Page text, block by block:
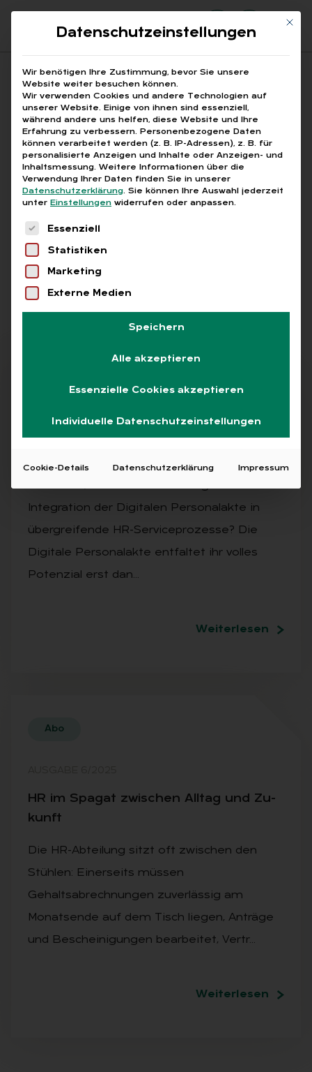
Suchfeld
Suchen
Breadcrumb-Navigation
STARTSEITE HR-DOKUMENTENMANAGEMENT
Alle Bei­trä­ge mit dem
Schlag­wort „HR-Do­ku­
men­ten­ma­nage­ment“
Alle Free Abo L+G +
AUSGABE 7/2025
Integration der Digitalen Personalakte in
übergreifende HR-Serviceprozesse? Die
Digitale Personalakte entfaltet ihr volles
Potenzial erst dan…
Weiterlesen
Abo
HR im Spa­gat zwi­schen All­tag und Zu­
kunft
Die HR-Abteilung sitzt oft zwischen den
Stühlen: Einerseits müssen
Gehaltsabrechnungen zuverlässig am
Monatsende auf dem Tisch liegen, Anträge
und Bescheinigungen bearbeitet, Vertr…
Weiterlesen
Mit
Datenschutzeinstellungen
Wir benötigen Ihre Zustimmung, bevor Sie unsere
Website weiter besuchen können.
Wir verwenden Cookies und andere Technologien auf
unserer Website. Einige von ihnen sind essenziell,
während andere uns helfen, diese Website und Ihre
Erfahrung zu verbessern. Personenbezogene Daten
können verarbeitet werden (z. B. IP-Adressen), z. B. für
personalisierte Anzeigen und Inhalte oder Anzeigen- und
Inhaltsmessung. Weitere Informationen über die
Verwendung Ihrer Daten finden Sie in unserer
Datenschutzerklärung. Sie können Ihre Auswahl jederzeit
unter Einstellungen widerrufen oder anpassen.
Es folgt eine Liste der Service-Gruppen, für
Essenziell
Statistiken
Marketing
Externe Medien
Speichern
Alle akzeptieren
Essenzielle Cookies akzeptieren
Individuelle Datenschutzeinstellungen
Cookie-Details Datenschutzerklärung Impressum